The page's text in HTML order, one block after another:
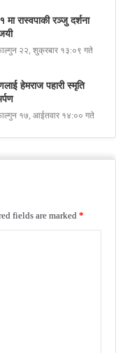
मा रास्वपाकी रञ्जु दर्शना
२२, शुक्रबार १३:०९ गते
हेमराज पहारी स्मृति
१७, आईतवार १४:०० गते
fields are marked *